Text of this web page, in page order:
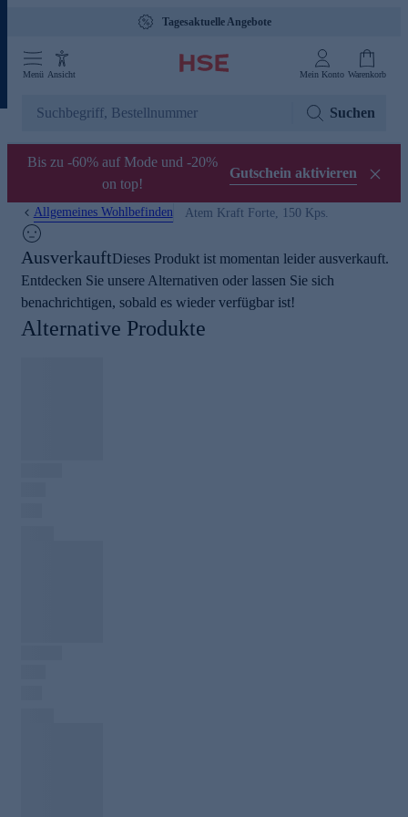
Tagesaktuelle Angebote
Menü Ansicht Mein Konto Warenkorb
Suchen
Bis zu -60% auf Mode und -20%
on top!
Gutschein aktivieren
Allgemeines Wohlbefinden Atem Kraft Forte, 150 Kps.
AusverkauftDieses Produkt ist momentan leider ausverkauft.
Entdecken Sie unsere Alternativen oder lassen Sie sich
benachrichtigen, sobald es wieder verfügbar ist!
Alternative Produkte